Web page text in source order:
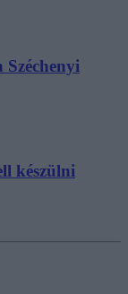
készülni